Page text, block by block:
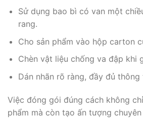
Sử dụng bao bì có van một
rang.
Cho sản phẩm vào hộp carton
Chèn vật liệu chống va đập khi
Dán nhãn rõ ràng, đầy đủ thông
Việc đóng gói đúng cách không
phẩm mà còn tạo ấn tượng